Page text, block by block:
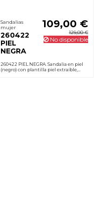
Sandalias
mujer
260422
PIEL
NEGRA
109,00 €
129,00 €
No disponible
260422 PIEL NEGRA. Sandalia en piel
(negro) con plantilla piel extraíble,